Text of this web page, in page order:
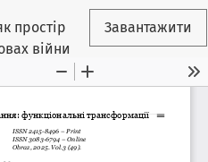
статті
простір
війни
Завантажити